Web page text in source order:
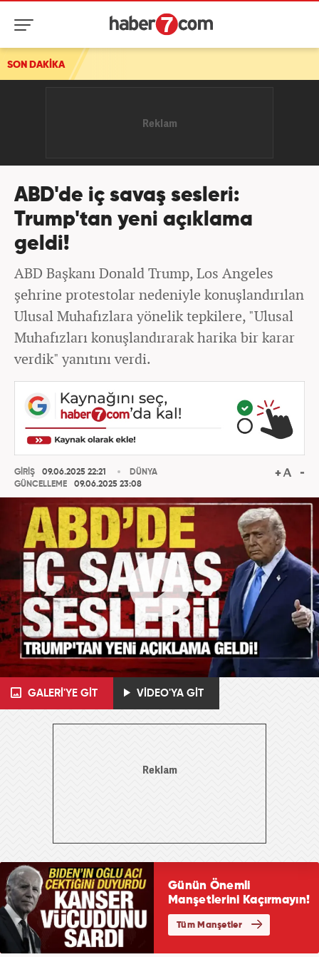
SON DAKİKA
ABD'de iç savaş sesleri:
Trump'tan yeni açıklama
geldi!
ABD Başkanı Donald Trump, Los Angeles
şehrine protestolar nedeniyle konuşlandırılan
Ulusal Muhafızlara yönelik tepkilere, "Ulusal
Muhafızları konuşlandırarak harika bir karar
verdik" yanıtını verdi.
GİRİŞ
09.06.2025 22:21
GÜNCELLEME
09.06.2025 23:08
DÜNYA
GALERİ'YE GİT VİDEO'YA GİT